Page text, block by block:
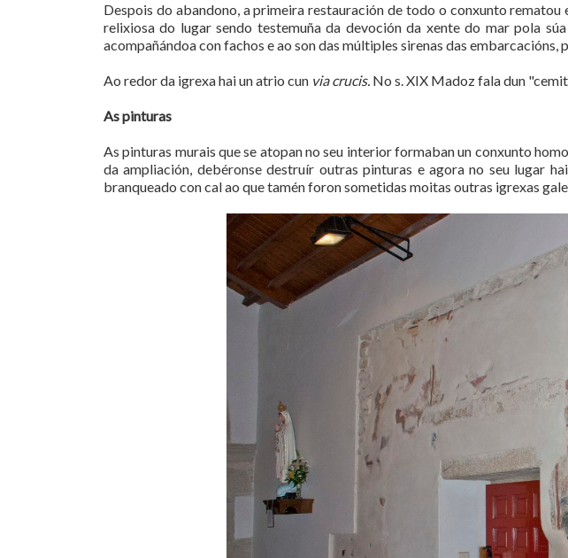
Despois do abandono, a primeira restauración de todo o conxunto
relixiosa do lugar sendo testemuña da devoción da xente do mar pola
acompañándoa con fachos e ao son das múltiples sirenas das embarcacións,
Ao redor da igrexa hai un atrio cun via crucis. No s. XIX Madoz fala dun
As pinturas
As pinturas murais que se atopan no seu interior formaban un conxunto
da ampliación, debéronse destruír outras pinturas e agora no seu lugar
branqueado con cal ao que tamén foron sometidas moitas outras igrexas